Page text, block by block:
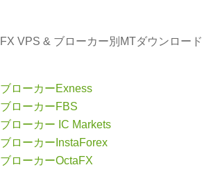
FX VPS & ブローカー別MTダウンロード
ブローカーExness
ブローカーFBS
ブローカー IC Markets
ブローカーInstaForex
ブローカーOctaFX